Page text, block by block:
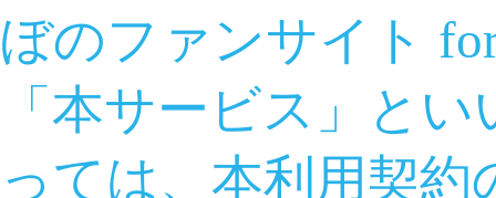
ぼのファンサイト
「本サービス」と
っては、本利用契